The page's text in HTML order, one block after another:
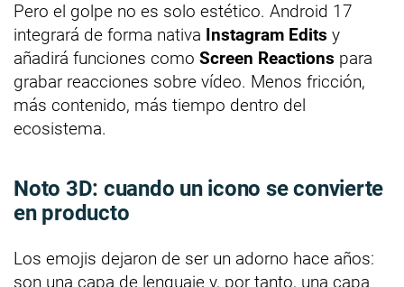
Pero el golpe no es solo estético. Android 17
integrará de forma nativa Instagram Edits y
añadirá funciones como Screen Reactions para
grabar reacciones sobre vídeo. Menos fricción,
más contenido, más tiempo dentro del
ecosistema.
Noto 3D: cuando un icono se convierte
en producto
Los emojis dejaron de ser un adorno hace años:
son una capa de lenguaje y, por tanto, una capa